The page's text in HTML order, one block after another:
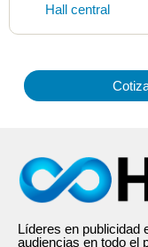
Hall central
Líderes en publicidad
audiencias en todo el